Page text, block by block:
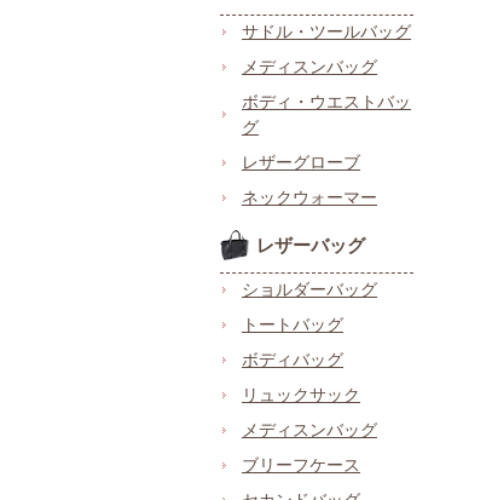
サドル・ツールバッグ
メディスンバッグ
ボディ・ウエストバッ
グ
レザーグローブ
ネックウォーマー
レザーバッグ
ショルダーバッグ
トートバッグ
ボディバッグ
リュックサック
メディスンバッグ
ブリーフケース